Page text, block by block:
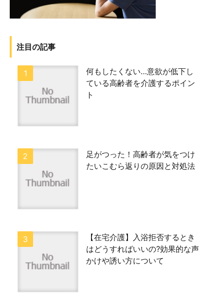
注目の記事
何もしたくない…意欲が低下し
ている高齢者を介護するポイン
ト
足がつった！高齢者が気をつけ
たいこむら返りの原因と対処法
【在宅介護】入浴拒否するとき
はどうすればいいの?効果的な声
かけや誘い方について